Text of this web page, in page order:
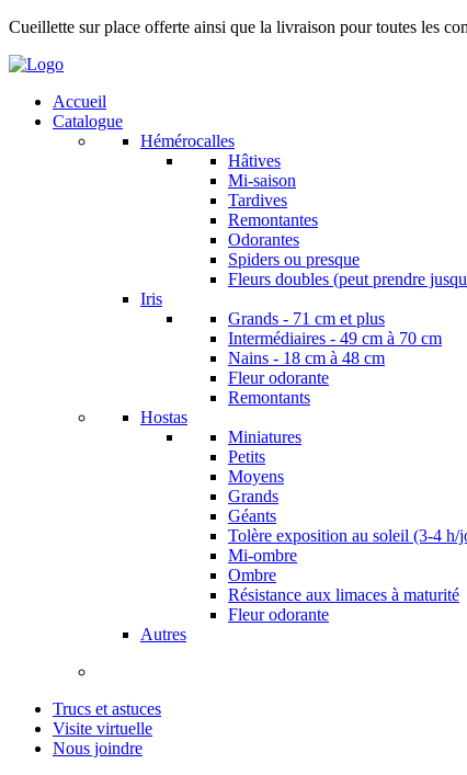
Cueillette sur place offerte ainsi que la livraison pour toutes les
Accueil
Catalogue
Hémérocalles
Hâtives
Mi-saison
Tardives
Remontantes
Odorantes
Spiders ou presque
Fleurs doubles (peut prendre
Iris
Grands - 71 cm et plus
Intermédiaires - 49 cm à 70 cm
Nains - 18 cm à 48 cm
Fleur odorante
Remontants
Hostas
Miniatures
Petits
Moyens
Grands
Géants
Tolère exposition au soleil (3-4 h/
Mi-ombre
Ombre
Résistance aux limaces à maturité
Fleur odorante
Autres
Trucs et astuces
Visite virtuelle
Nous joindre